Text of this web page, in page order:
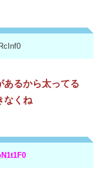
あるから太ってる
なくね